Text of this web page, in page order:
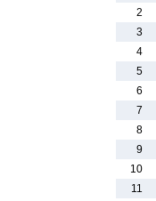
2
3
4
5
6
7
8
9
10
11